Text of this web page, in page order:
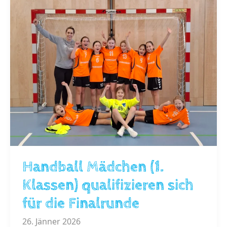
Handball Mädchen (1.
Klassen) qualifizieren sich
für die Finalrunde
26. Jänner 2026